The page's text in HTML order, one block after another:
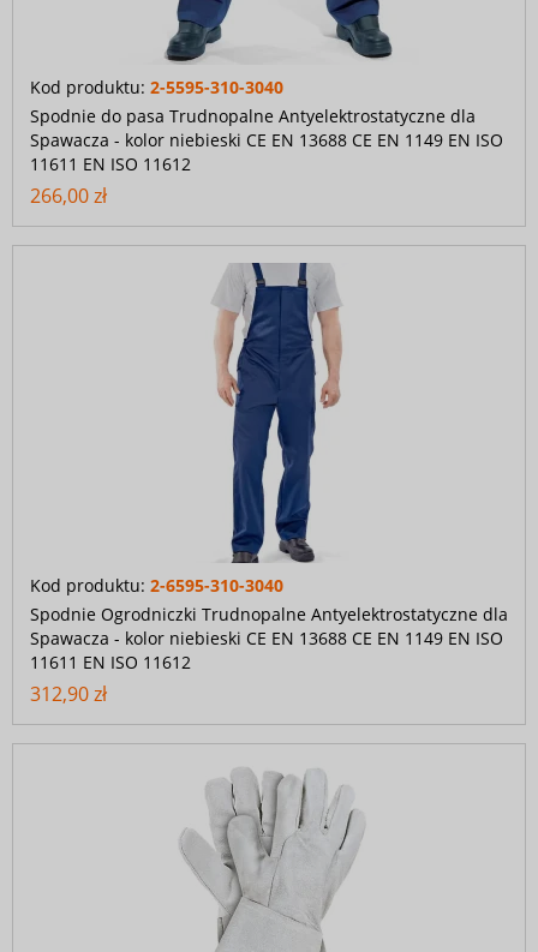
Kod produktu: 2-5595-310-3040
Spodnie do pasa Trudnopalne Antyelektrostatyczne dla
Spawacza - kolor niebieski CE EN 13688 CE EN 1149 EN ISO
11611 EN ISO 11612
266,00 zł
Kod produktu: 2-6595-310-3040
Spodnie Ogrodniczki Trudnopalne Antyelektrostatyczne dla
Spawacza - kolor niebieski CE EN 13688 CE EN 1149 EN ISO
11611 EN ISO 11612
312,90 zł